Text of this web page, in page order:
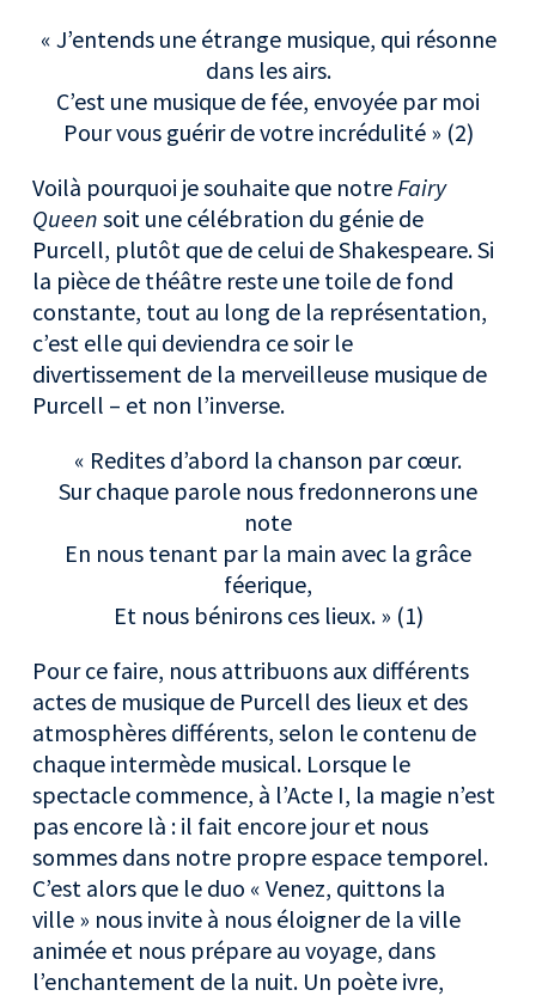
« J’entends une étrange musique, qui résonne
dans les airs.
C’est une musique de fée, envoyée par moi
Pour vous guérir de votre incrédulité » (2)
Voilà pourquoi je souhaite que notre Fairy
Queen soit une célébration du génie de
Purcell, plutôt que de celui de Shakespeare. Si
la pièce de théâtre reste une toile de fond
constante, tout au long de la représentation,
c’est elle qui deviendra ce soir le
divertissement de la merveilleuse musique de
Purcell – et non l’inverse.
« Redites d’abord la chanson par cœur.
Sur chaque parole nous fredonnerons une
note
En nous tenant par la main avec la grâce
féerique,
Et nous bénirons ces lieux. » (1)
Pour ce faire, nous attribuons aux différents
actes de musique de Purcell des lieux et des
atmosphères différents, selon le contenu de
chaque intermède musical. Lorsque le
spectacle commence, à l’Acte I, la magie n’est
pas encore là : il fait encore jour et nous
sommes dans notre propre espace temporel.
C’est alors que le duo « Venez, quittons la
ville » nous invite à nous éloigner de la ville
animée et nous prépare au voyage, dans
l’enchantement de la nuit. Un poète ivre,